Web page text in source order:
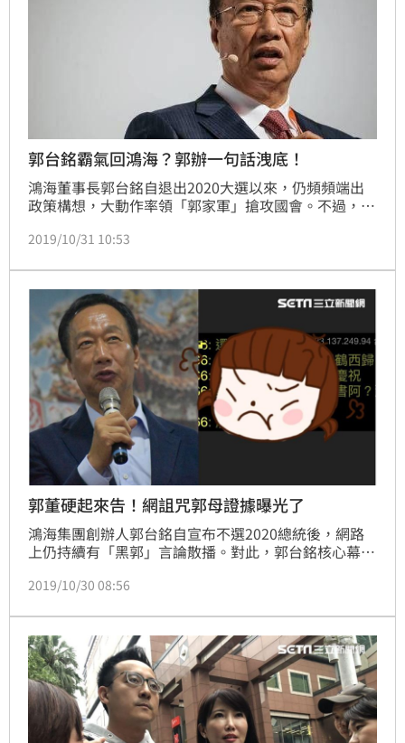
郭台銘霸氣回鴻海？郭辦一句話洩底！
鴻海董事長郭台銘自退出2020大選以來，仍頻頻端出
政策構想，大動作率領「郭家軍」搶攻國會。不過，郭
財報看漲，引發外界揣測郭台銘是否要別離政壇、重返
（31）日出面澄清，郭台銘只是抒發最近的工作心得，
呼籲外界不必過度解讀。
2019/10/31 10:53
郭董硬起來告！網詛咒郭母證據曝光了
鴻海集團創辦人郭台銘自宣布不選2020總統後，網路
上仍持續有「黑郭」言論散播。對此，郭台銘核心幕
對涉及人身攻擊等言論進行蒐證，不排除提法律訴訟，
犁派出所報案。
2019/10/30 08:56